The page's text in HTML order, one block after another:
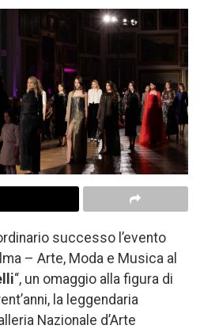
successo l’evento
– Arte, Moda e Musica al
“, un omaggio alla figura di
la leggendaria
Nazionale d’Arte